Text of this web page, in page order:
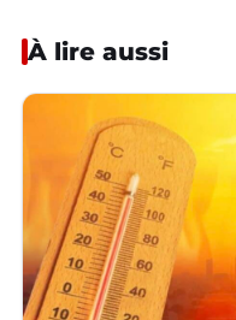
À lire aussi